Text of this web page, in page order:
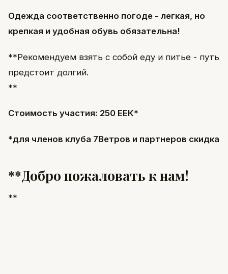
Одежда соответственно погоде - легкая, но
крепкая и удобная обувь обязательна!
**Рекомендуем взять с собой еду и питье - путь
предстоит долгий.
**
Стоимость участия: 250 ЕЕК*
*для членов клуба 7Ветров и партнеров скидка
**Добро пожаловать к нам!
**